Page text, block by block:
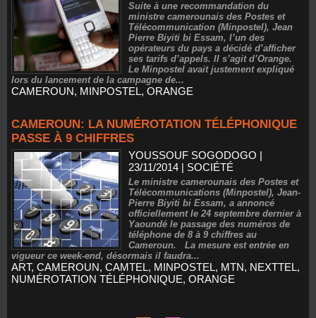
Suite à une recommandation du
ministre camerounais des Postes et
Télécommunication (Minpostel), Jean
Pierre Biyiti bi Essam, l’un des
opérateurs du pays a décidé d’afficher
ses tarifs d’appels. Il s’agit d’Orange.
Le Minpostel avait justement expliqué
lors du lancement de la campagne de...
CAMEROUN, MINPOSTEL, ORANGE
CAMEROUN: LA NUMÉROTATION TÉLÉPHONIQUE
PASSE À 9 CHIFFRES
YOUSSOUF SOGODOGO |
23/11/2014 | SOCIÉTÉ
Le ministre camerounais des Postes et
Télécommunications (Minpostel), Jean-
Pierre Biyiti bi Essam, a annoncé
officiellement le 24 septembre dernier à
Yaoundé le passage des numéros de
téléphone de 8 à 9 chiffres au
Cameroun. La mesure est entrée en
vigueur ce week-end, désormais il faudra...
ART, CAMEROUN, CAMTEL, MINPOSTEL, MTN, NEXTTEL,
NUMÉROTATION TÉLÉPHONIQUE, ORANGE